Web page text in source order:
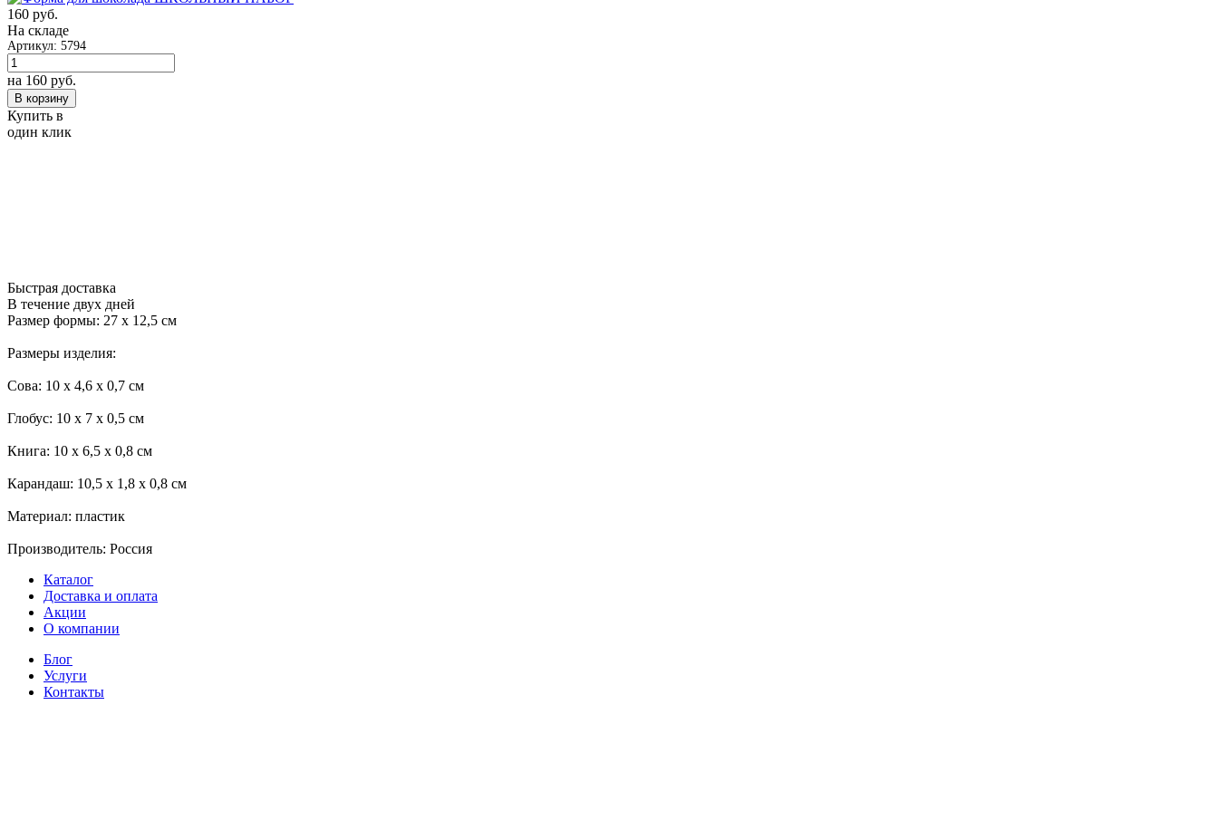
160 руб.
На складе
Артикул: 5794
на 160 руб.
В корзину
Купить в
один клик
Быстрая доставка
В течение двух дней
Размер формы: 27 х 12,5 см
Размеры изделия:
Сова: 10 х 4,6 х 0,7 см
Глобус: 10 х 7 х 0,5 см
Книга: 10 х 6,5 х 0,8 см
Карандаш: 10,5 х 1,8 х 0,8 см
Материал: пластик
Производитель: Россия
Каталог
Доставка и оплата
Акции
О компании
Блог
Услуги
Контакты